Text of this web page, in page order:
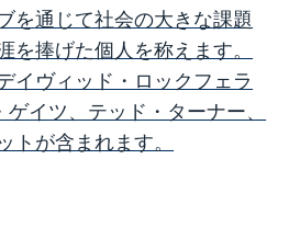
を通じて社会の大きな課題
を捧げた個人を称えます。
イヴィッド・ロックフェラ
イツ、テッド・ターナー、
トが含まれます。